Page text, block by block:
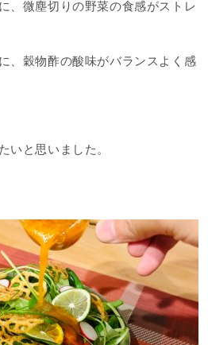
、微塵切りの野菜の食感がストレ
、 穀物酢の酸味がバランスよく感
いと思いました。